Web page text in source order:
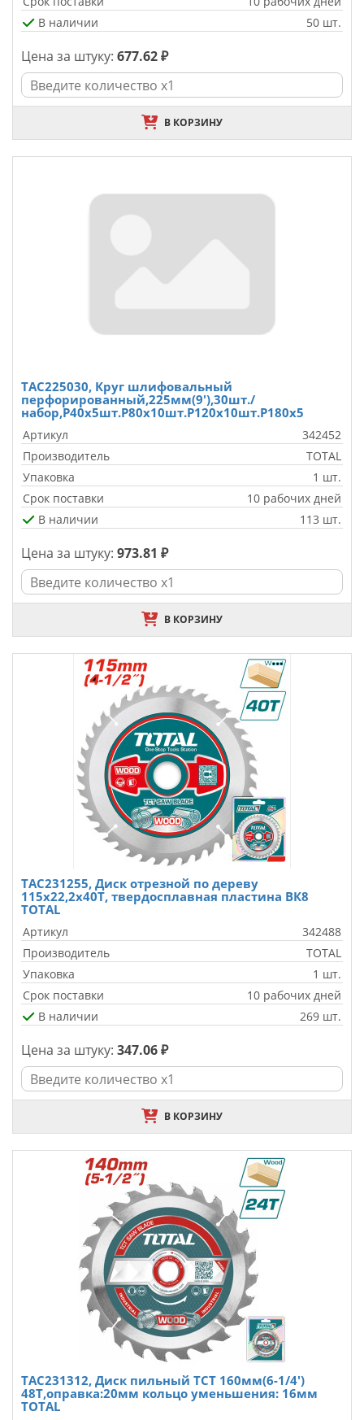
В наличии
50 шт.
Цена за штуку: 677.62 ₽
В КОРЗИНУ
TAC225030, Круг шлифовальный
перфорированный,225мм(9'),30шт./
набор,P40x5шт.P80x10шт.P120x10шт.P180x5
Артикул
342452
Производитель
TOTAL
Упаковка
1 шт.
Срок поставки
10 рабочих дней
В наличии
113 шт.
Цена за штуку: 973.81 ₽
В КОРЗИНУ
TAC231255, Диск отрезной по дереву
115x22,2x40T, твердосплавная пластина ВК8
TOTAL
Артикул
342488
Производитель
TOTAL
Упаковка
1 шт.
Срок поставки
10 рабочих дней
В наличии
269 шт.
Цена за штуку: 347.06 ₽
В КОРЗИНУ
TAC231312, Диск пильный TCT 160мм(6-1/4')
48T,оправка:20мм кольцо уменьшения: 16мм
TOTAL